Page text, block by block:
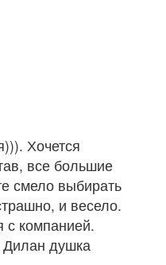
Хочется
все большие
смело выбирать
и весело.
с компанией.
душка